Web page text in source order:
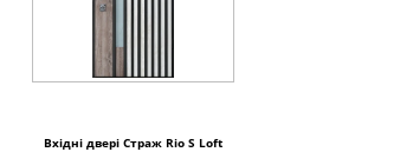
Вхідні двері Страж Rio S Loft